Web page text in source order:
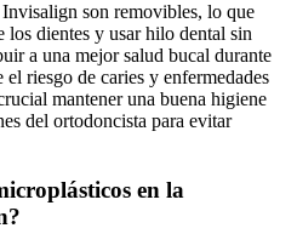
son removibles, lo que
los dientes y usar hilo dental sin
a una mejor salud bucal durante
riesgo de caries y enfermedades
mantener una buena higiene
del ortodoncista para evitar
en la